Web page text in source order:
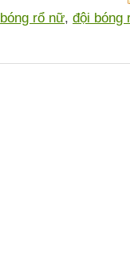
bóng rổ nữ, đội bóng